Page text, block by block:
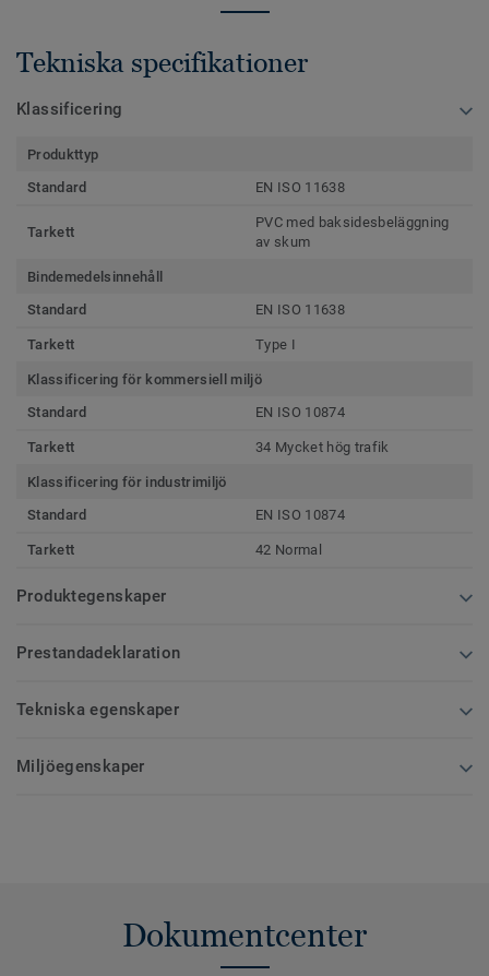
Tekniska specifikationer
Klassificering
Produkttyp
Standard
EN ISO 11638
Tarkett
PVC med baksidesbeläggning
av skum
Bindemedelsinnehåll
Standard
EN ISO 11638
Tarkett Type I
Klassificering för kommersiell miljö
Standard
EN ISO 10874
Tarkett 34 Mycket hög trafik
Klassificering för industrimiljö
Standard
EN ISO 10874
Tarkett 42 Normal
Produktegenskaper
Prestandadeklaration
Tekniska egenskaper
Miljöegenskaper
Dokumentcenter